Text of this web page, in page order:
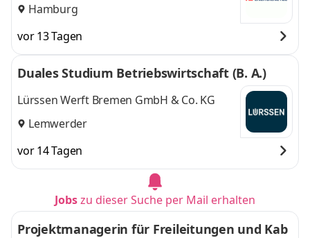
Hamburg
vor 13 Tagen
Duales Studium Betriebswirtschaft (B. A.)
Lürssen Werft Bremen GmbH & Co. KG
Lemwerder
vor 14 Tagen
Jobszu dieser Suche per Mail erhalten
Projektmanagerin für Freileitungen und Kab